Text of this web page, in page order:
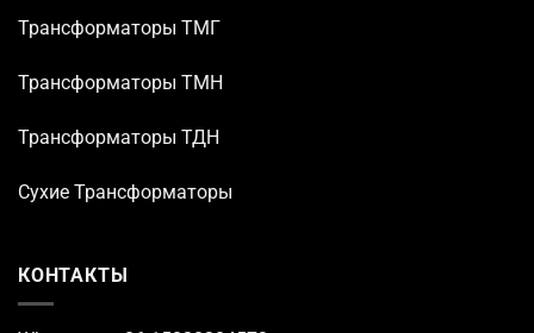
Трансформаторы ТМГ
Трансформаторы ТМН
Трансформаторы ТДН
Сухие Трансформаторы
КОНТАКТЫ